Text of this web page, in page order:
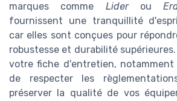
marques comme Liderou
fournissent une tranquillité
car elles sont conçues pour
robustesse et durabilité
votre fiche d'entretien, notamment
de respecter les
préserver la qualité de vos